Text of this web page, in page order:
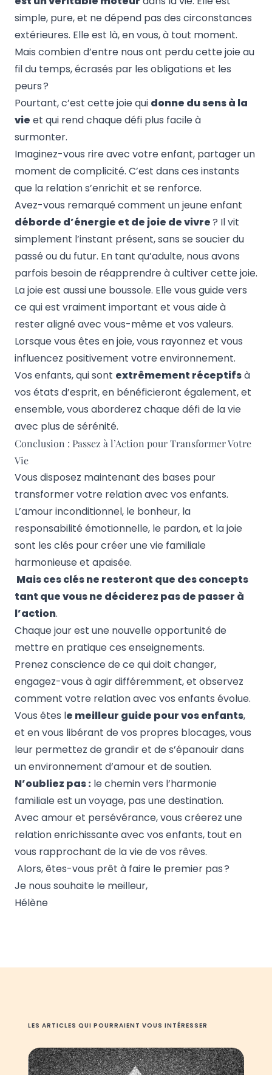
simple, pure, et ne dépend pas des circonstances
extérieures. Elle est là, en vous, à tout moment.
Mais combien d’entre nous ont perdu cette joie au
fil du temps, écrasés par les obligations et les
peurs?
Pourtant, c’est cette joie qui donne du sens à la
vie et qui rend chaque défi plus facile à
surmonter.
Imaginez-vous rire avec votre enfant, partager un
moment de complicité. C’est dans ces instants
que la relation s’enrichit et se renforce.
Avez-vous remarqué comment un jeune enfant
déborde d’énergie et de joie de vivre? Il vit
simplement l’instant présent, sans se soucier du
passé ou du futur. En tant qu’adulte, nous avons
parfois besoin de réapprendre à cultiver cette joie.
La joie est aussi une boussole. Elle vous guide vers
ce qui est vraiment important et vous aide à
rester aligné avec vous-même et vos valeurs.
Lorsque vous êtes en joie, vous rayonnez et vous
influencez positivement votre environnement.
Vos enfants, qui sont extrêmement réceptifsà
vos états d’esprit, en bénéficieront également, et
ensemble, vous aborderez chaque défi de la vie
avec plus de sérénité.
Conclusion : Passez à l’Action pour Transformer Votre
Vie
Vous disposez maintenant des bases pour
transformer votre relation avec vos enfants.
L’amour inconditionnel, le bonheur, la
responsabilité émotionnelle, le pardon, et la joie
sont les clés pour créer une vie familiale
harmonieuse et apaisée.
Mais ces clés ne resteront que des concepts
tant que vous ne déciderez pas de passer à
l’action.
Chaque jour est une nouvelle opportunité de
mettre en pratique ces enseignements.
Prenez conscience de ce qui doit changer,
engagez-vous à agir différemment, et observez
comment votre relation avec vos enfants évolue.
Vous êtes le meilleur guide pour vos enfants,
et en vous libérant de vos propres blocages, vous
leur permettez de grandir et de s’épanouir dans
un environnement d’amour et de soutien.
N’oubliez pas : le chemin vers l’harmonie
familiale est un voyage, pas une destination.
Avec amour et persévérance, vous créerez une
relation enrichissante avec vos enfants, tout en
vous rapprochant de la vie de vos rêves.
Alors, êtes-vous prêt à faire le premier pas ?
Je nous souhaite le meilleur,
Hélène
LES ARTICLES QUI POURRAIENT VOUS INTÉRESSER